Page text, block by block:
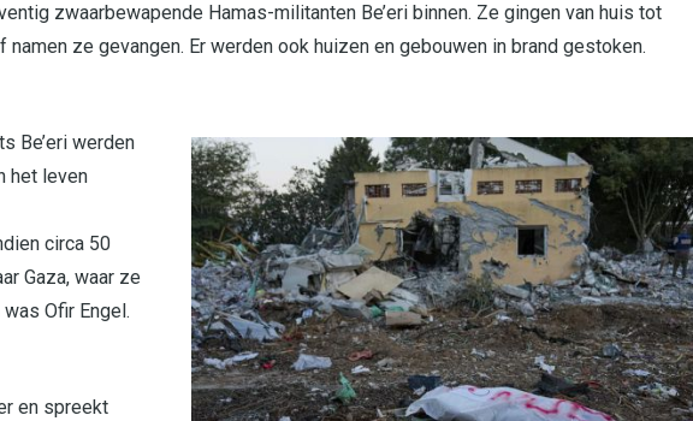
zwaarbewapende Hamas-militanten Be’eri binnen. Ze gingen van huis tot
ze gevangen. Er werden ook huizen en gebouwen in brand gestoken.
Be’eri werden
het leven
circa 50
Gaza, waar ze
Ofir Engel.
en spreekt